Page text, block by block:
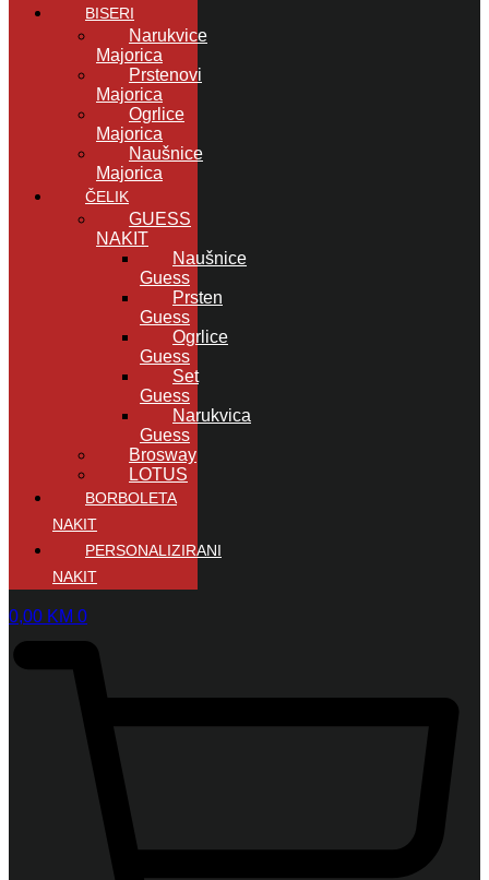
BISERI
Narukvice
Majorica
Prstenovi
Majorica
Ogrlice
Majorica
Naušnice
Majorica
ČELIK
GUESS
NAKIT
Naušnice
Guess
Prsten
Guess
Ogrlice
Guess
Set
Guess
Narukvica
Guess
Brosway
LOTUS
BORBOLETA
NAKIT
PERSONALIZIRANI
NAKIT
0,00 KM 0